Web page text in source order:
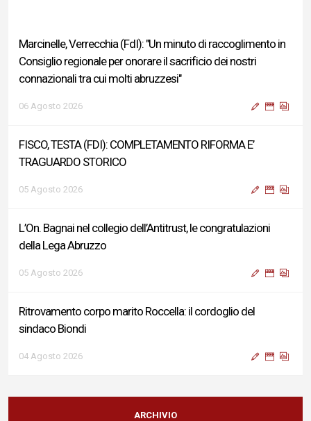
Marcinelle, Verrecchia (FdI): "Un minuto di raccoglimento in
Consiglio regionale per onorare il sacrificio dei nostri
connazionali tra cui molti abruzzesi"
06 Agosto 2026
FISCO, TESTA (FDI): COMPLETAMENTO RIFORMA E’
TRAGUARDO STORICO
05 Agosto 2026
L’On. Bagnai nel collegio dell’Antitrust, le congratulazioni
della Lega Abruzzo
05 Agosto 2026
Ritrovamento corpo marito Roccella: il cordoglio del
sindaco Biondi
04 Agosto 2026
Reddito di Cittadinanza, Testa (FdI): Presentata interpellanza
su criticità persistenti ed effetti sulle politiche di sviluppo del
ARCHIVIO